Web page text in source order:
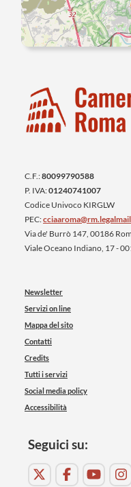
C.F.:80099790588
P. IVA:01240741007
Codice Univoco KIRGLW
PEC:
Via de' Burrò 147, 00186
Viale Oceano Indiano, 17 -
Newsletter
Servizi on line
Mappa del sito
Contatti
Credits
Tutti i servizi
Social media policy
Accessibilità
Seguici su: